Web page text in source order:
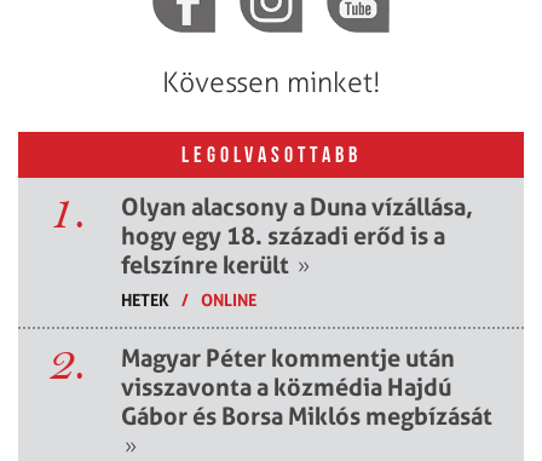
Kövessen minket!
LEGOLVASOTTABB
1.
Olyan alacsony a Duna vízállása,
hogy egy 18. századi erőd is a
felszínre került »
HETEK / ONLINE
2.
Magyar Péter kommentje után
visszavonta a közmédia Hajdú
Gábor és Borsa Miklós megbízását
»